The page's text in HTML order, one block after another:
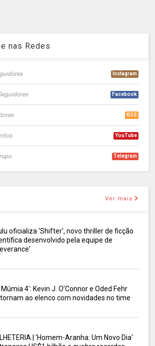
nas Redes
Instagram
Facebook
RSS
YouTube
Telegram
Ver mais
oficializa 'Shifter', novo thriller de ficção
desenvolvido pela equipe de
4': Kevin J. O’Connor e Oded Fehr
ao elenco com novidades no time
| 'Homem-Aranha: Um Novo Dia'